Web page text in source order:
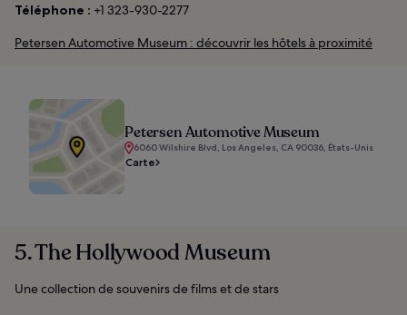
Téléphone : +1 323-930-2277
Petersen Automotive Museum : découvrir les hôtels à proximité
Petersen Automotive Museum
6060 Wilshire Blvd, Los Angeles, CA 90036, États-Unis
Carte
5. The Hollywood Museum
Une collection de souvenirs de films et de stars